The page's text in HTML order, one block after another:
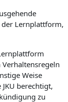
Lernplattform,
Weise
berechtigt,
zu